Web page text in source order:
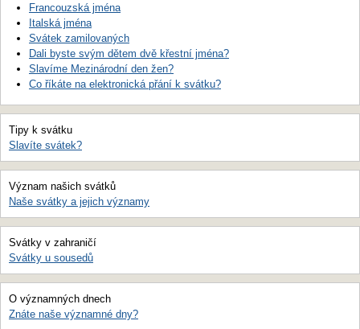
Francouzská jména
Italská jména
Svátek zamilovaných
Dali byste svým dětem dvě křestní jména?
Slavíme Mezinárodní den žen?
Co říkáte na elektronická přání k svátku?
Tipy k svátku
Slavíte svátek?
Význam našich svátků
Naše svátky a jejich významy
Svátky v zahraničí
Svátky u sousedů
O významných dnech
Znáte naše významné dny?